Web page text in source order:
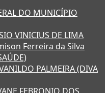
DO MUNICÍPIO
VINICIUS DE LIMA
Ferreira da Silva
PALMEIRA (DIVA